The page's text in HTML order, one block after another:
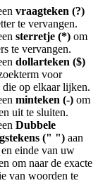
vraagteken (?)
te vervangen.
sterretje (*) om
te vervangen.
dollarteken ($)
voor
die op elkaar lijken.
minteken (-) om
uit te sluiten.
Dubbele
(" ") aan
einde van uw
om naar de exacte
van woorden te